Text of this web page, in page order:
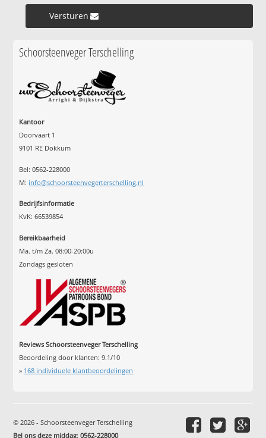
Versturen »
Schoorsteenveger Terschelling
Kantoor
Doorvaart 1
9101 RE Dokkum
Bel: 0562-228000
M: info@schoorsteenvegerterschelling.nl
Bedrijfsinformatie
KvK: 66539854
Bereikbaarheid
Ma. t/m Za. 08:00-20:00u
Zondags gesloten
Reviews Schoorsteenveger Terschelling
Beoordeling door klanten:9.1/10
» 168 individuele klantbeoordelingen
© 2026 - Schoorsteenveger Terschelling
Bel ons deze middag:0562-228000